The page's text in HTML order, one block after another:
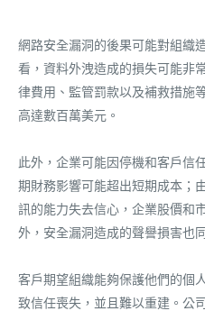
網路安全漏洞的後果可能對組織
看，資料外洩造成的損失可能非
律費用、監管罰款以及補救措施
高達數百萬美元。
此外，企業可能因停機和客戶信
期財務影響可能超出短期成本；
訊的能力失去信心，企業股價和
外，安全漏洞造成的聲譽損害也
客戶期望組織能夠保護他們的個
致信任喪失，並且難以重建。公